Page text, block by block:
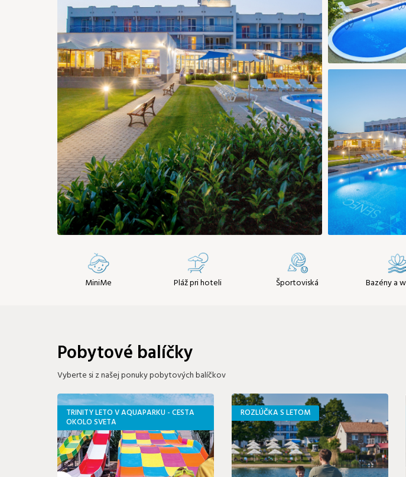
367 € 330 € 330 € 293 € 280 €
24
300 €
25
268 €
26
262 €
27
249 €
28
254 €
29
254 €
30
158 €
31
169 €
133 € 133 €
28
118 €
29
118 €
Pridať
MiniMe Pláž pri hoteli Športoviská Bazény a
Pobytové balíčky
Vyberte si z našej ponuky pobytových balíčkov
TRINITY LETO V AQUAPARKU - CESTA
OKOLO SVETA
ROZLÚČKA S LETOM